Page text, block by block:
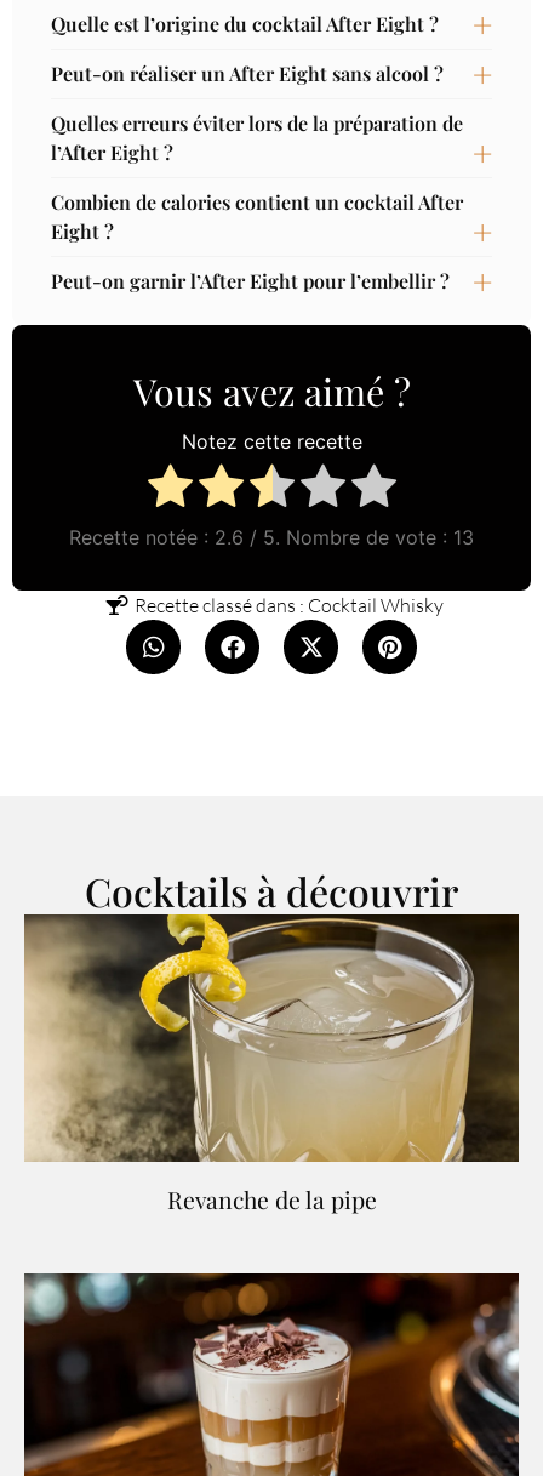
Quelle est l’origine du cocktail After Eight ?
Peut-on réaliser un After Eight sans alcool ?
Quelles erreurs éviter lors de la préparation de
l’After Eight ?
Combien de calories contient un cocktail After
Eight ?
Peut-on garnir l’After Eight pour l’embellir ?
Vous avez aimé ?
Notez cette recette
Recette notée : 2.6 / 5. Nombre de vote : 13
Recette classé dans : Cocktail Whisky
Cocktails à découvrir
Revanche de la pipe